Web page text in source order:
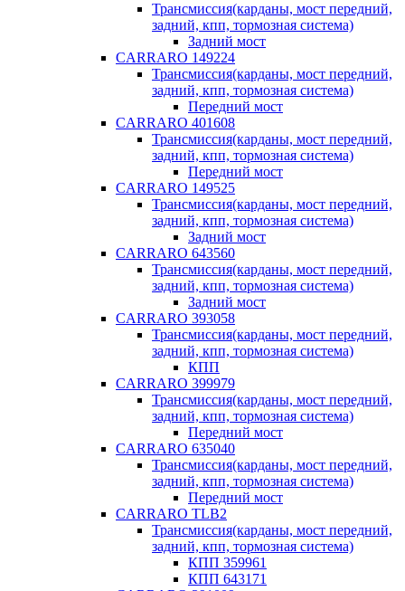
Трансмиссия(карданы, мост передний,
задний, кпп, тормозная система)
Задний мост
CARRARO 149224
Трансмиссия(карданы, мост передний,
задний, кпп, тормозная система)
Передний мост
CARRARO 401608
Трансмиссия(карданы, мост передний,
задний, кпп, тормозная система)
Передний мост
CARRARO 149525
Трансмиссия(карданы, мост передний,
задний, кпп, тормозная система)
Задний мост
CARRARO 643560
Трансмиссия(карданы, мост передний,
задний, кпп, тормозная система)
Задний мост
CARRARO 393058
Трансмиссия(карданы, мост передний,
задний, кпп, тормозная система)
КПП
CARRARO 399979
Трансмиссия(карданы, мост передний,
задний, кпп, тормозная система)
Передний мост
CARRARO 635040
Трансмиссия(карданы, мост передний,
задний, кпп, тормозная система)
Передний мост
CARRARO TLB2
Трансмиссия(карданы, мост передний,
задний, кпп, тормозная система)
КПП 359961
КПП 643171